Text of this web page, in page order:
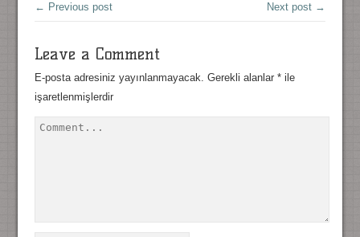
← Previous post Next post →
Leave a Comment
E-posta adresiniz yayınlanmayacak. Gerekli alanlar *ile
işaretlenmişlerdir